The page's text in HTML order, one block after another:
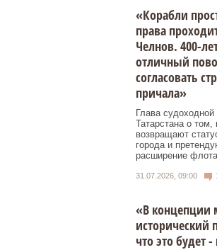
«Корабли
права
Челнов. 400-
отличный
согласовать
причала»
Глава
Татарстана о том,
возвращают
города и
расширение
31.07.2026, 09:00
«В
исторический
что это будет